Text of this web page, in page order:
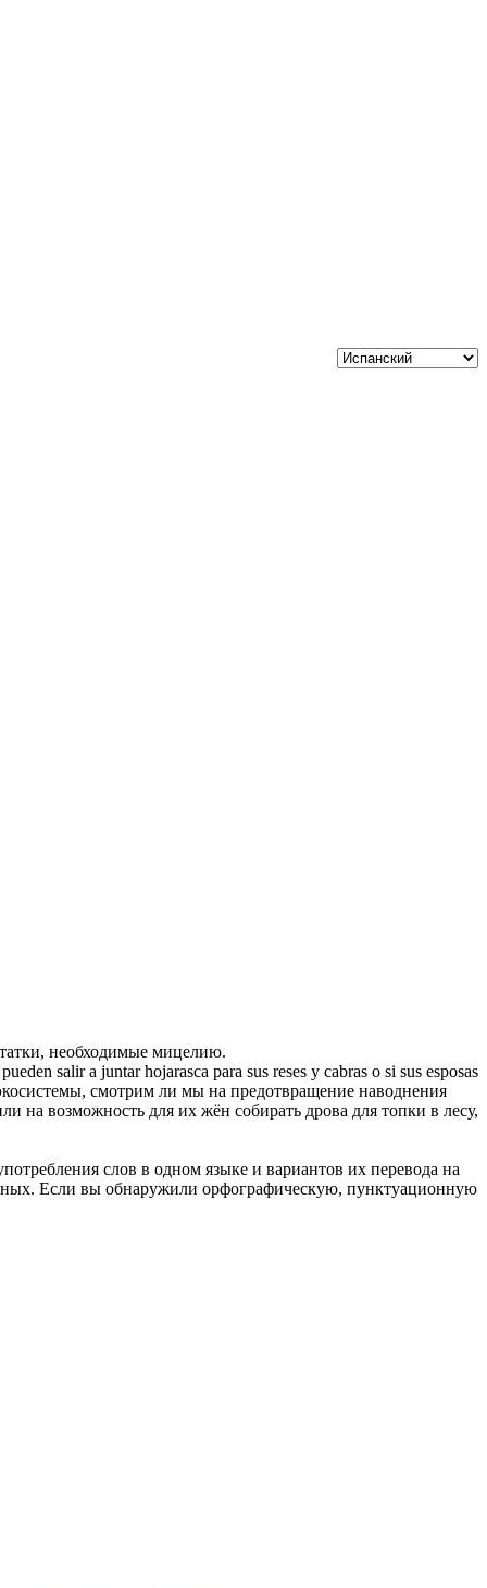
необходимые мицелию.
salir a juntarhojarasca para sus reses y cabras o si sus esposas
смотрим ли мы на предотвращение наводнения
на возможность для их жён собирать дрова для топки в лесу,
слов в одном языке и вариантов их перевода на
Если вы обнаружили орфографическую, пунктуационную